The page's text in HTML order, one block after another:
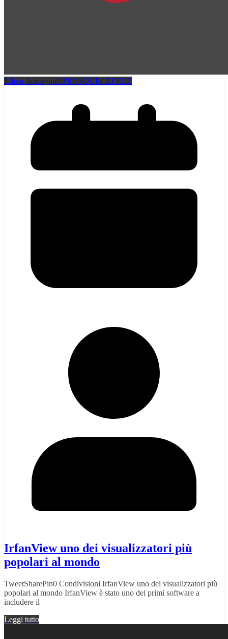
Editor ImmaginiOPENSOURCEFREE
IrfanView uno dei visualizzatori più
popolari al mondo
TweetSharePin0 Condivisioni IrfanView uno dei visualizzatori più
popolari al mondo IrfanView è stato uno dei primi software a
includere il
Leggi tutto